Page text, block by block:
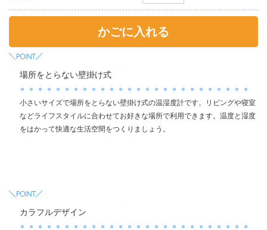
場所をとらない壁掛け式
小さいサイズで場所をとらない壁掛け式の温湿度計です。リビングや寝室
などライフスタイルに合わせてお好きな場所で利用できます。温度と湿度
をはかって快適な生活空間をつくりましょう。
カラフルデザイン